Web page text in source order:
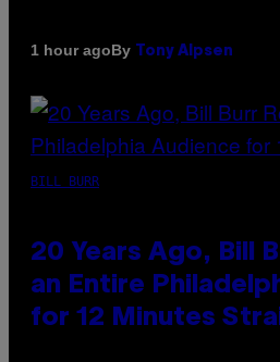
1 hour agoBy Tony Alpsen
BILL BURR
20 Years Ago, Bill
an Entire
for 12 Minutes